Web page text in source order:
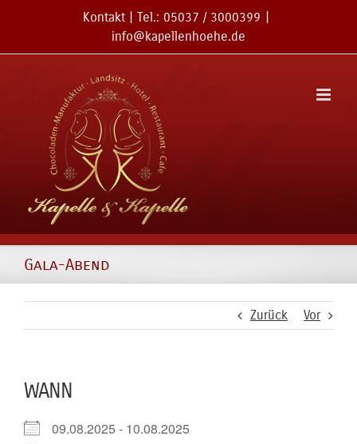
Kontakt | Tel.: 05037 / 3000399
info@kapellenhoehe.de
Gala-Abend
Zurück Vor
WANN
09.08.2025 - 10.08.2025